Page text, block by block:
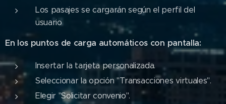
Los pasajes se cargarán según el perfil del
usuario
En los puntos de carga automáticos con pantalla:
Insertar la tarjeta personalizada.
Seleccionar la opción "Transacciones virtuales".
Elegir "Solicitar convenio".